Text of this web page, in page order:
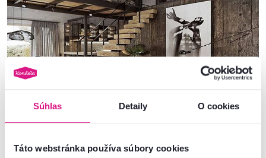
Súhlas Detaily O cookies
Táto webstránka používa súbory cookies